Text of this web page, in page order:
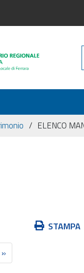
ELENCO
Azioni STAMPA